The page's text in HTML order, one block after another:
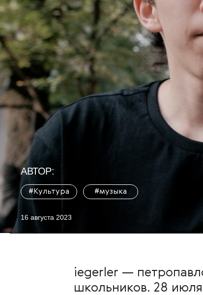
АВТОР:
#Культура #музыка
16 августа 2023
iegerler —
школьников. 28